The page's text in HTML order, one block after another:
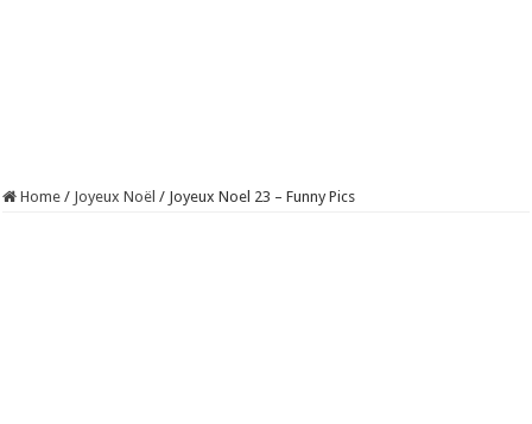
Home / Joyeux Noël / Joyeux Noel 23 – Funny Pics